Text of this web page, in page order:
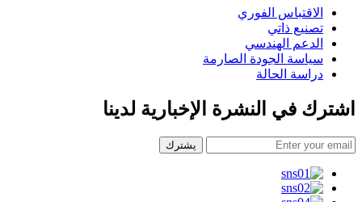
الاقتباس الفوري
تصنيع ذاتي
الدعم الهندسي
سياسة الجودة الصارمة
دراسة الحالة
اشترك في النشرة الإخبارية لدينا
يشترك